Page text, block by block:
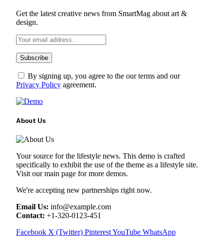
Get the latest creative news from SmartMag about art &
design.
By signing up, you agree to the our terms and our
Privacy Policy agreement.
About Us
Your source for the lifestyle news. This demo is crafted
specifically to exhibit the use of the theme as a lifestyle site.
Visit our main page for more demos.
We're accepting new partnerships right now.
Email Us: info@example.com
Contact: +1-320-0123-451
Facebook X (Twitter) PinterestYouTube WhatsApp